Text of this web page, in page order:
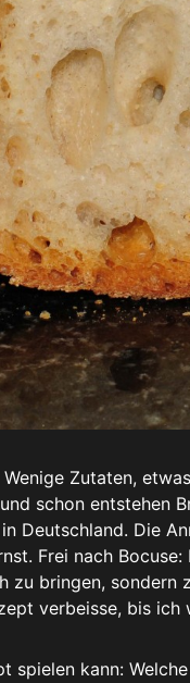
Zutaten,
schon entstehen
Deutschland. Die
Frei nach
zu bringen, sondern
verbeisse, bis
spielen kann: